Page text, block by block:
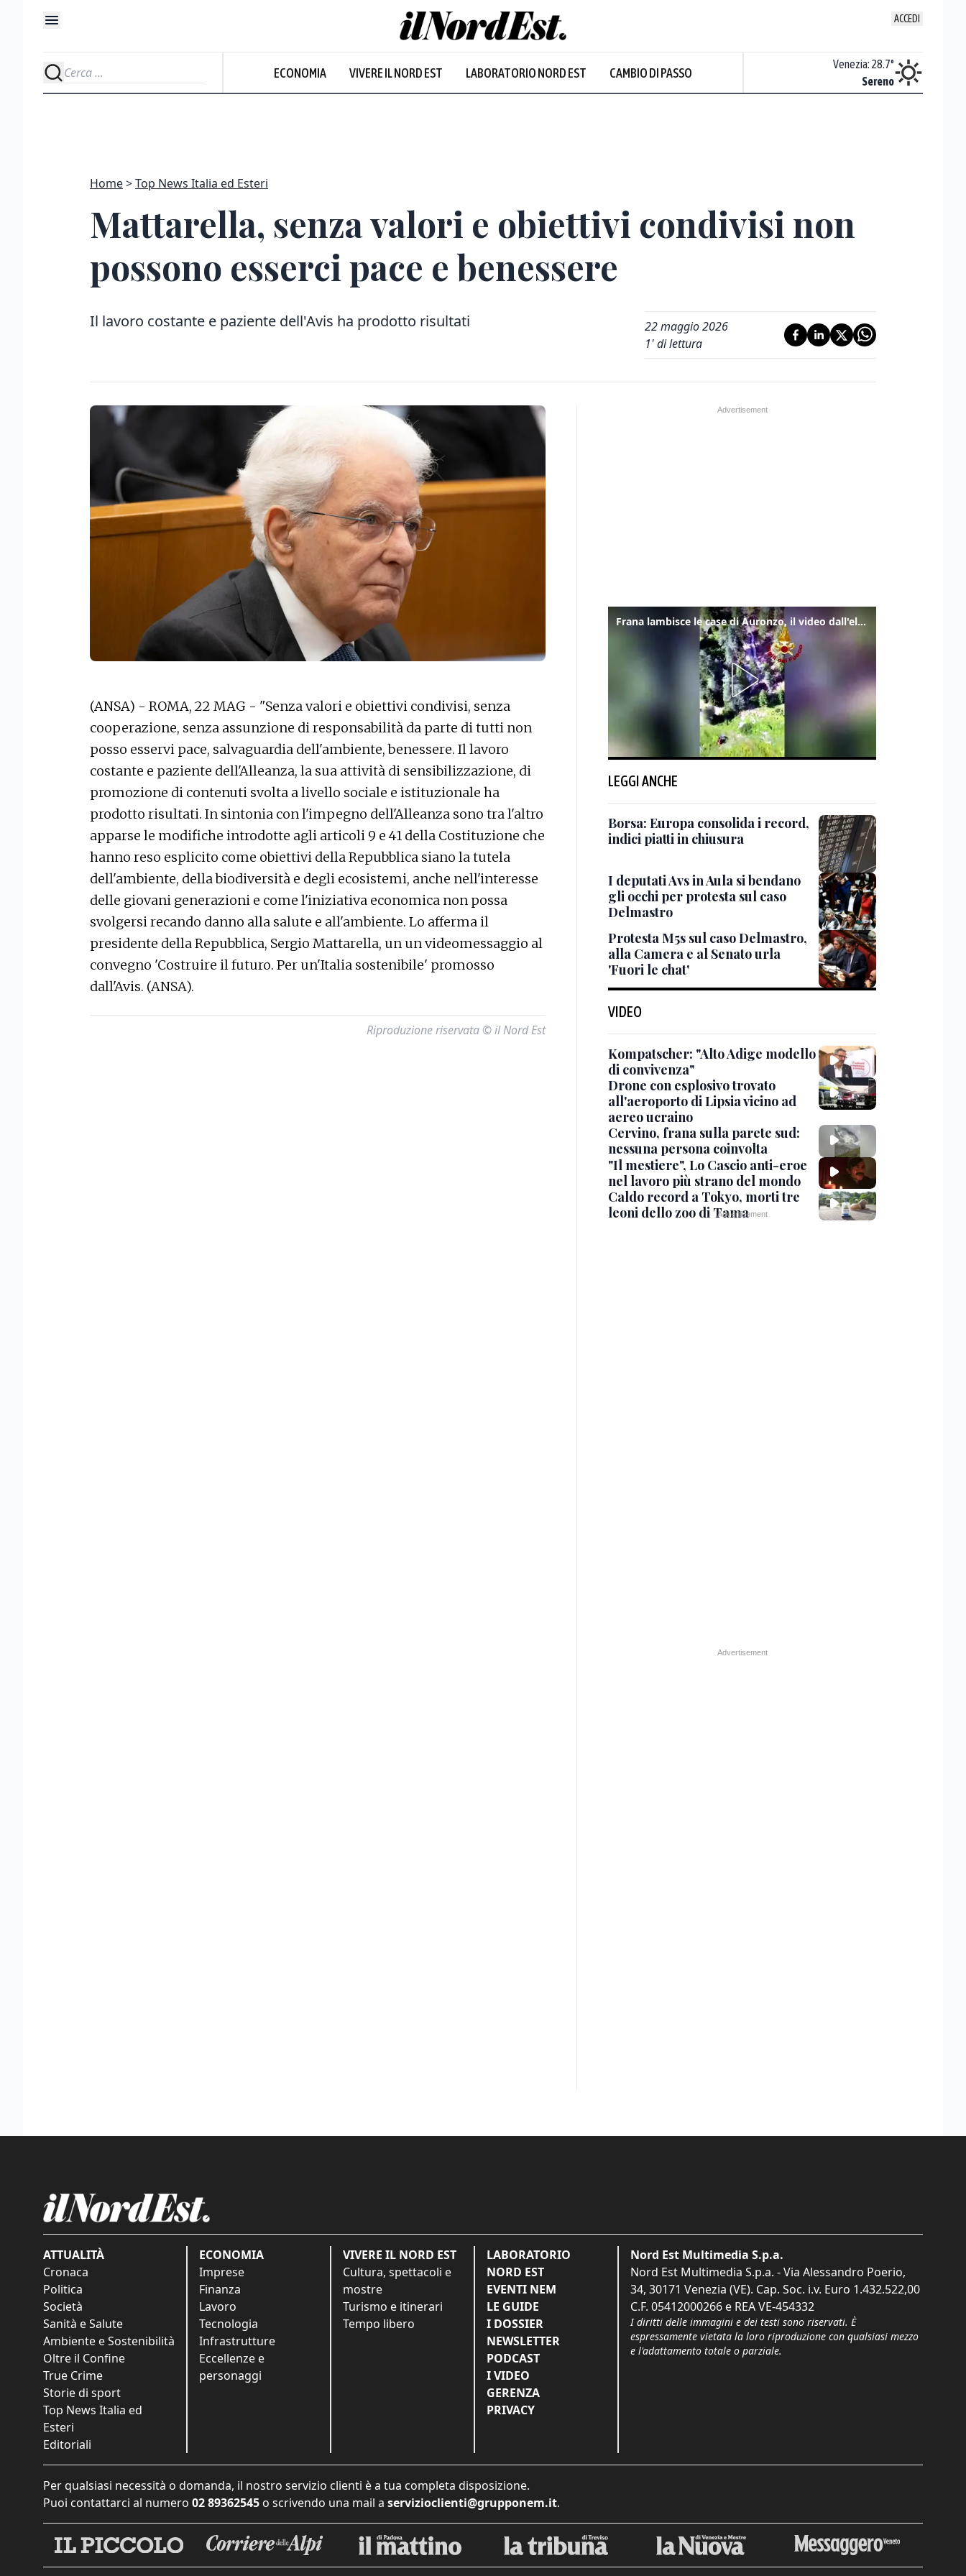
ACCEDI
ECONOMIA VIVERE IL NORD EST LABORATORIO NORD EST CAMBIO DI PASSO
Nuvoloso
Venezia: 28.7°
Sereno
Home Top News Italia ed Esteri
Mattarella, senza valori e obiettivi condivisi non
possono esserci pace e benessere
Il lavoro costante e paziente dell'Avis ha prodotto risultati
22 maggio 2026
1' di lettura
(ANSA) - ROMA, 22 MAG - "Senza valori e obiettivi condivisi, senza
cooperazione, senza assunzione di responsabilità da parte di tutti non
posso esservi pace, salvaguardia dell'ambiente, benessere. Il lavoro
costante e paziente dell'Alleanza, la sua attività di sensibilizzazione, di
promozione di contenuti svolta a livello sociale e istituzionale ha
prodotto risultati. In sintonia con l'impegno dell'Alleanza sono tra l'altro
apparse le modifiche introdotte agli articoli 9 e 41 della Costituzione che
hanno reso esplicito come obiettivi della Repubblica siano la tutela
dell'ambiente, della biodiversità e degli ecosistemi, anche nell'interesse
delle giovani generazioni e come l'iniziativa economica non possa
svolgersi recando danno alla salute e all'ambiente. Lo afferma il
presidente della Repubblica, Sergio Mattarella, un un videomessaggio al
convegno 'Costruire il futuro. Per un'Italia sostenibile' promosso
dall'Avis. (ANSA).
Riproduzione riservata © il Nord Est
Frana lambisce le case di Auronzo, il video dall'elicottero dei vigili del fuoco
LEGGI ANCHE
Borsa: Europa consolida i record,
indici piatti in chiusura
I deputati Avs in Aula si bendano
gli occhi per protesta sul caso
Delmastro
Protesta M5s sul caso Delmastro,
alla Camera e al Senato urla
'Fuori le chat'
VIDEO
Kompatscher: "Alto Adige modello
di convivenza"
Drone con esplosivo trovato
all'aeroporto di Lipsia vicino ad
aereo ucraino
Cervino, frana sulla parete sud:
nessuna persona coinvolta
"Il mestiere", Lo Cascio anti-eroe
nel lavoro più strano del mondo
Caldo record a Tokyo, morti tre
leoni dello zoo di Tama
ATTUALITÀ
Cronaca
Politica
Società
Sanità e Salute
Ambiente e Sostenibilità
Oltre il Confine
True Crime
Storie di sport
Top News Italia ed
Esteri
Editoriali
ECONOMIA
Imprese
Finanza
Lavoro
Tecnologia
Infrastrutture
Eccellenze e
personaggi
VIVERE IL NORD EST
Cultura, spettacoli e
mostre
Turismo e itinerari
Tempo libero
LABORATORIO
NORD EST
EVENTI NEM
LE GUIDE
I DOSSIER
NEWSLETTER
PODCAST
I VIDEO
GERENZA
PRIVACY
Nord Est Multimedia S.p.a.
Nord Est Multimedia S.p.a. - Via Alessandro Poerio,
34, 30171 Venezia (VE). Cap. Soc. i.v. Euro 1.432.522,00
C.F. 05412000266 e REA VE-454332
I diritti delle immagini e dei testi sono riservati. È
espressamente vietata la loro riproduzione con qualsiasi mezzo
e l'adattamento totale o parziale.
Per qualsiasi necessità o domanda, il nostro servizio clienti è a tua completa disposizione.
Puoi contattarci al numero 02 89362545 o scrivendo una mail a servizioclienti@grupponem.it.